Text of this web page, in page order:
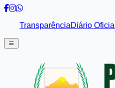
TransparênciaDiário Oficial